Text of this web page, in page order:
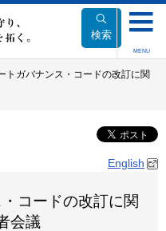
検索
MENU
トガバナンス・コードの改訂に関
English
コードの改訂に関
会議